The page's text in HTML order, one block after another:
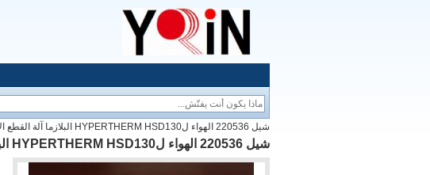
شيل 220536 الهواء لHYPERTHERM HSD130 البلازما آلة القطع الاستهلاكية
شيل 220536 الهواء لHYPERTHERM HSD130 البلازما آلة القطع الاستهلاكية